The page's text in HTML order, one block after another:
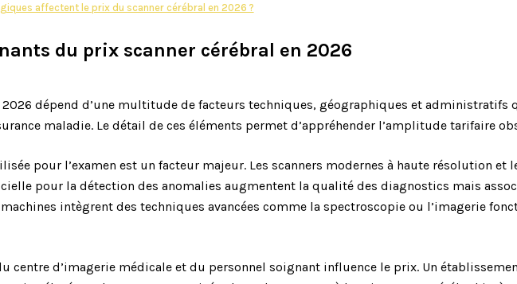
affectent le prix du scanner cérébral en 2026 ?
du prix scanner cérébral en 2026
2026 dépend d’une multitude de facteurs techniques, géographiques et
maladie. Le détail de ces éléments permet d’appréhender l’amplitude tarifaire
pour l’examen est un facteur majeur. Les scanners modernes à haute résolution et
pour la détection des anomalies augmentent la qualité des diagnostics mais
intègrent des techniques avancées comme la spectroscopie ou l’imagerie
centre d’imagerie médicale et du personnel soignant influence le prix. Un